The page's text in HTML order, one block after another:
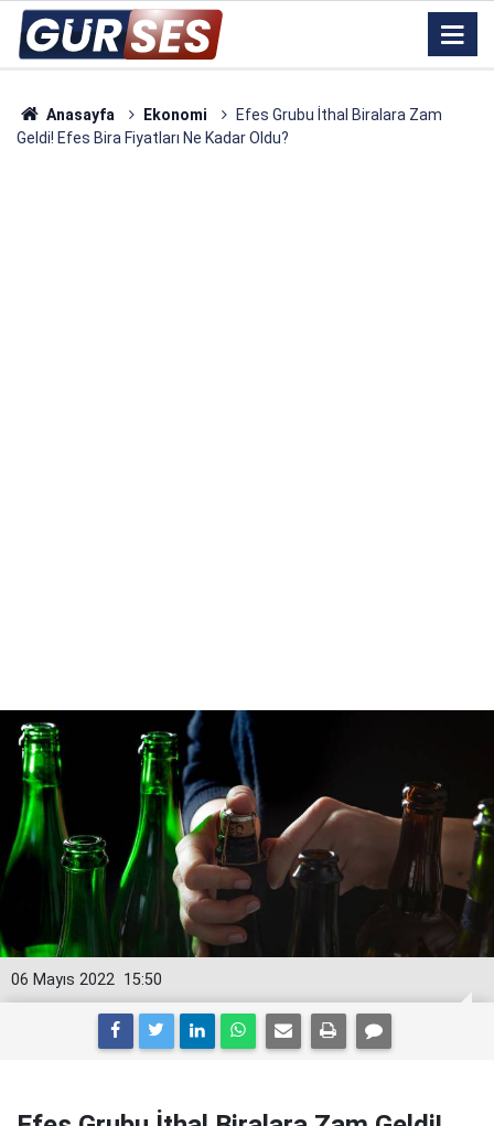
Anasayfa Ekonomi
Efes Grubu İthal Biralara Zam
Geldi! Efes Bira Fiyatları Ne Kadar Oldu?
15:50
06 Mayıs 2022